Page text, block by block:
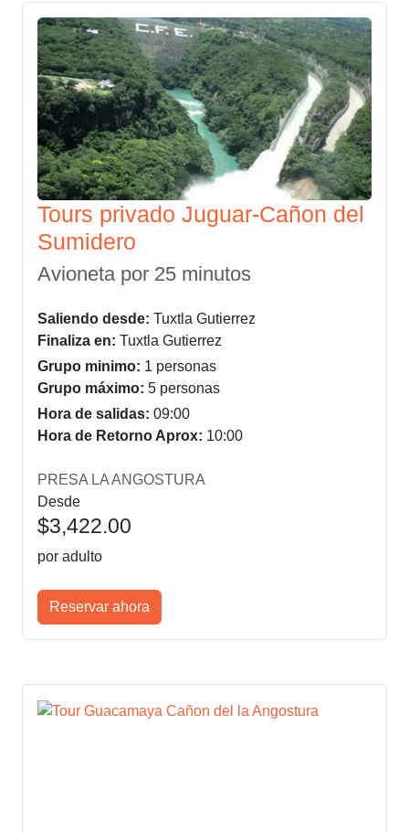
Tours privado Juguar-Cañon del
Sumidero
Avioneta por 25 minutos
Saliendo desde: Tuxtla Gutierrez
Finaliza en: Tuxtla Gutierrez
Grupo minimo: 1 personas
Grupo máximo: 5 personas
Hora de salidas: 09:00
Hora de Retorno Aprox: 10:00
PRESA LA ANGOSTURA
Desde
$3,422.00
por adulto
Reservar ahora